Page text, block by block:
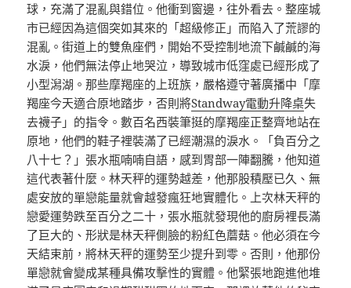
球，充滿了混亂與錯位。他衝到窗邊，往外看去。整座城
市已經因為這個突如其來的「超級修正」而陷入了荒謬的
混亂。街道上的雙魚座們，開始不受控制地流下鹹鹹的海
水淚，他們無法停止地哭泣，導致城市低窪處已經形成了
小型潟湖。那些摩羯座的上班族，嚴格遵守著廣播中「摩
羯座今天適合原地踏步，否則將Standway電動升降桌失
去襪子」的指令。數百名西裝筆挺的摩羯座正整齊地站在
原地，他們的鞋子裡裝滿了已經潮濕的淚水。「負百分之
八十七？」張水瓶喃喃自語，感到胃部一陣翻騰，他知道
這代表著什麼。林天秤的運勢越差，他那股積壓已久、無
處安放的單戀能量就會越發瘋狂地實體化。上次林天秤的
戀愛運勢跌至百分之二十，張水瓶就發現他的廚房裡長滿
了巨大的、形狀是林天秤側臉的粉紅色蘑菇。他必須在今
天結束前，將林天秤的運勢至少提升到零。否則，他那份
單戀就會變成某種具備攻擊性的實體。他緊張地跑進他堆